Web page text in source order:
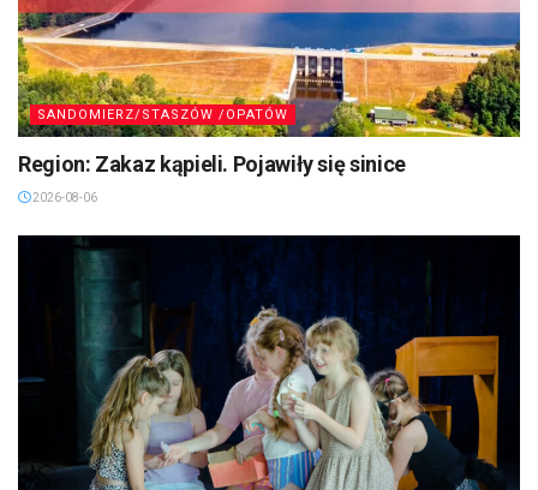
SANDOMIERZ/STASZÓW /OPATÓW
Region: Zakaz kąpieli. Pojawiły się sinice
2026-08-06